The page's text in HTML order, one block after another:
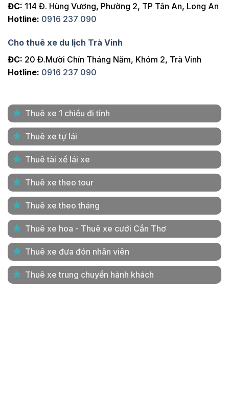
ĐC: 114 Đ. Hùng Vương, Phường 2, TP Tân An, Long An
Hotline: 0916 237 090
Cho thuê xe du lịch Trà Vinh
ĐC: 20 Đ.Mười Chín Tháng Năm, Khóm 2, Trà Vinh
Hotline: 0916 237 090
Thuê xe 1 chiều đi tỉnh
Thuê xe tự lái
Thuê tài xế lái xe
Thuê xe theo tour
Thuê xe theo tháng
Thuê xe hoa - Thuê xe cưới Cần Thơ
Thuê xe đưa đón nhân viên
Thuê xe trung chuyển hành khách